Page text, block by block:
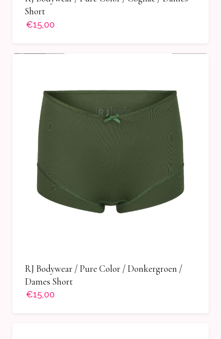
Short
€15,00
RJ Bodywear / Pure Color / Donkergroen /
Dames Short
€15,00